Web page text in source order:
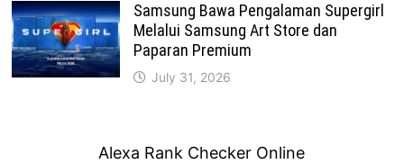
Samsung Bawa Pengalaman Supergirl
Melalui Samsung Art Store dan
Paparan Premium
July 31, 2026
Alexa Rank Checker Online